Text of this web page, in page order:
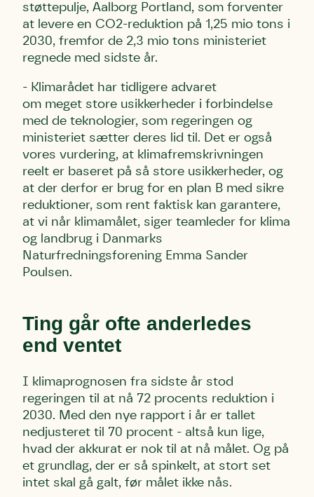
støttepulje, Aalborg Portland, som forventer
at levere en CO2-reduktion på 1,25 mio tons i
2030, fremfor de 2,3 mio tons ministeriet
regnede med sidste år.
- Klimarådet har tidligere advaret
om meget store usikkerheder i forbindelse
med de teknologier, som regeringen og
ministeriet sætter deres lid til. Det er også
vores vurdering, at klimafremskrivningen
reelt er baseret på så store usikkerheder, og
at der derfor er brug for en plan B med sikre
reduktioner, som rent faktisk kan garantere,
at vi når klimamålet, siger teamleder for klima
og landbrug i Danmarks
Naturfredningsforening Emma Sander
Poulsen.
Ting går ofte anderledes
end ventet
I klimaprognosen fra sidste år stod
regeringen til at nå 72 procents reduktion i
2030. Med den nye rapport i år er tallet
nedjusteret til 70 procent - altså kun lige,
hvad der akkurat er nok til at nå målet. Og på
et grundlag, der er så spinkelt, at stort set
intet skal gå galt, før målet ikke nås.
Skriv under (hjørring)
Email
Telefon
Danmarks Naturfredningsforening må gerne kontakte mig
med nyt om sagen samt fremtidige
underskriftindsamlinger og andre støttemuligheder. Jeg
kan til enhver tid tilbagekalde dette samtykke ved at
Sund Limfjord
Email
Telefon
Danmarks Naturfredningsforening må gerne kontakte mig
med nyt om sagen samt fremtidige
underskriftindsamlinger og andre støttemuligheder. Jeg
kan til enhver tid tilbagekalde dette samtykke ved at
Storken tilbage til Kolding
Email
Telefon
Danmarks Naturfredningsforening må gerne kontakte mig
med nyt om sagen samt fremtidige
underskriftindsamlinger og andre støttemuligheder. Jeg
kan til enhver tid tilbagekalde dette samtykke ved at